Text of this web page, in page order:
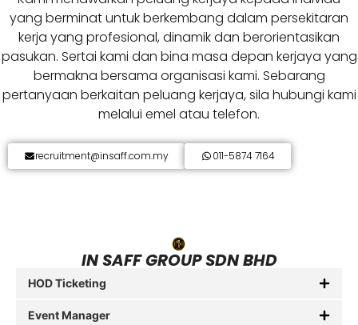
yang berminat untuk berkembang dalam persekitaran
kerja yang profesional, dinamik dan berorientasikan
pasukan. Sertai kami dan bina masa depan kerjaya yang
bermakna bersama organisasi kami. Sebarang
pertanyaan berkaitan peluang kerjaya, sila hubungi kami
melalui emel atau telefon.
recruitment@insaff.com.my 011-5874 7164
IN SAFF GROUP SDN BHD
HOD Ticketing
Event Manager